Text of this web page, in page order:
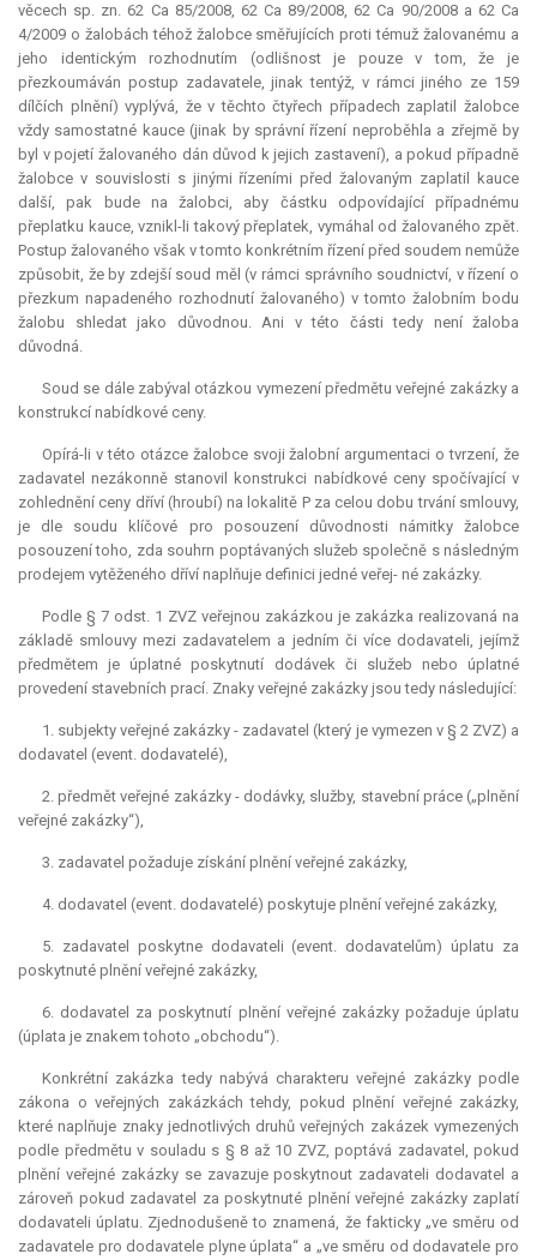
věcech sp. zn. 62 Ca 85/2008, 62 Ca 89/2008, 62 Ca 90/2008 a 62 Ca
4/2009 o žalobách téhož žalobce směřujících proti témuž žalovanému a
jeho identickým rozhodnutím (odlišnost je pouze v tom, že je
přezkoumáván postup zadavatele, jinak tentýž, v rámci jiného ze 159
dílčích plnění) vyplývá, že v těchto čtyřech případech zaplatil žalobce
vždy samostatné kauce(jinak by správní řízení neproběhla a zřejmě by
byl v pojetí žalovaného dán důvod k jejich zastavení), a pokud případně
žalobce v souvislosti s jinými řízeními před žalovaným zaplatil
kauce
další, pak bude na žalobci, aby částku odpovídající případnému
přeplatku kauce, vznikl-li takový přeplatek, vymáhal od žalovaného zpět.
Postup žalovaného však v tomto konkrétním řízení před soudem nemůže
způsobit, že by zdejší soud měl (v rámci správního soudnictví, v řízení o
přezkum napadeného rozhodnutí žalovaného) v tomto žalobním bodu
žalobu shledat jako důvodnou. Ani v této části tedy není žaloba
důvodná.
Soud se dále zabýval otázkou vymezení předmětu veřejné zakázky a
konstrukcí nabídkové ceny.
Opírá-li v této otázce žalobce svoji žalobní argumentaci o tvrzení, že
zadavatel nezákonně stanovil konstrukci nabídkové ceny spočívající v
zohlednění ceny dříví (hroubí) na lokalitě P za celou dobu trvání smlouvy,
je dle soudu klíčové pro posouzení důvodnosti námitky žalobce
posouzení toho, zda souhrn poptávaných služeb společně s následným
prodejem vytěženého dříví naplňuje definici jedné veřej- né zakázky.
Podle § 7 odst. 1 ZVZ veřejnou zakázkou je zakázka realizovaná na
základě smlouvy mezi zadavatelem a jedním či více dodavateli, jejímž
předmětem je úplatné poskytnutí dodávek či služeb nebo úplatné
provedení stavebních prací. Znaky veřejné zakázky jsou tedy následující:
1. subjekty veřejné zakázky - zadavatel (který je vymezen v § 2 ZVZ) a
dodavatel (event. dodavatelé),
2. předmět veřejné zakázky - dodávky, služby, stavební práce („plnění
veřejné zakázky“),
3. zadavatel požaduje získání plnění veřejné zakázky,
4. dodavatel (event. dodavatelé) poskytuje plnění veřejné zakázky,
5. zadavatel poskytne dodavateli (event. dodavatelům) úplatu za
poskytnuté plnění veřejné zakázky,
6. dodavatel za poskytnutí plnění veřejné zakázky požaduje úplatu
(úplata je znakem tohoto „obchodu“).
Konkrétní zakázka tedy nabývá charakteru veřejné zakázky podle
zákona o veřejných zakázkách tehdy, pokud plnění veřejné zakázky,
které naplňuje znaky jednotlivých druhů veřejných zakázek vymezených
podle předmětu v souladu s § 8 až 10 ZVZ, poptává zadavatel, pokud
plnění veřejné zakázky se zavazuje poskytnout zadavateli dodavatel a
zároveň pokud zadavatel za poskytnuté plnění veřejné zakázky zaplatí
dodavateli úplatu. Zjednodušeně to znamená, že fakticky „ve směru od
zadavatele pro dodavatele plyne úplata“ a „ve směru od dodavatele pro